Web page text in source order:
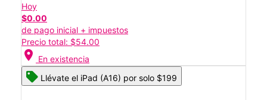
Hoy
$0.00
de pago inicial + impuestos
Precio total: $54.00
location_on En existencia
Llévate el iPad (A16) por solo $199